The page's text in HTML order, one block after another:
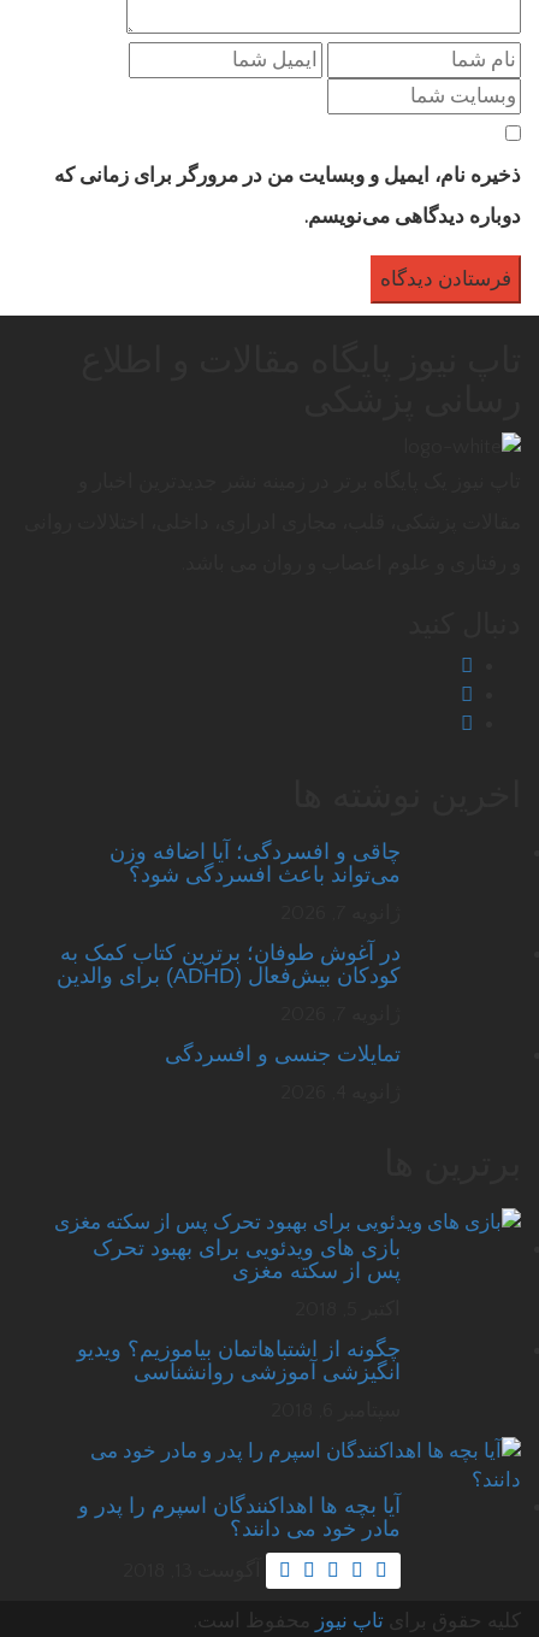
ذخیره نام، ایمیل و وبسایت من در مرورگر برای زمانی که
دوباره دیدگاهی می‌نویسم.
چاقی و افسردگی؛ آیا اضافه وزن
می‌تواند باعث افسردگی شود؟
در آغوش طوفان؛ برترین کتاب کمک به
کودکان بیش‌فعال (ADHD) برای والدین
تمایلات جنسی و افسردگی
بازی های ویدئویی برای بهبود تحرک
پس از سکته مغزی
چگونه از اشتباهاتمان بیاموزیم؟ ویدیو
انگیزشی آموزشی روانشناسی
آیا بچه ها اهداکنندگان اسپرم را پدر و
مادر خود می دانند؟
کلیه حقوق برای تاپ نیوز محفوظ است.